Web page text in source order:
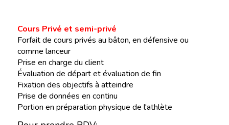
Cours Privé et semi-privé
Forfait de cours privés au bâton, en défensive ou
comme lanceur
Prise en charge du client
Évaluation de départ et évaluation de fin
Fixation des objectifs à atteindre
Prise de données en continu
Portion en préparation physique de l'athlète